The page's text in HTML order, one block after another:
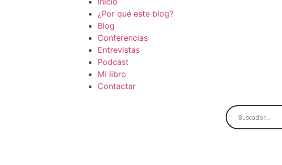
¿Por qué este blog?
Blog
Conferencias
Entrevistas
Podcast
Mi libro
Contactar